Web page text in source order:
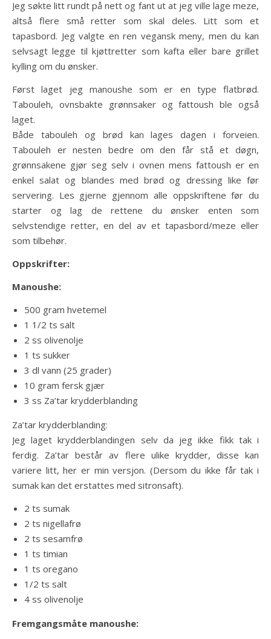
Jeg søkte litt rundt på nett og fant ut at jeg ville lage meze,
altså flere små retter som skal deles. Litt som et
tapasbord. Jeg valgte en ren vegansk meny, men du kan
selvsagt legge til kjøttretter som kafta eller bare grillet
kylling om du ønsker.
Først laget jeg manoushe som er en type flatbrød.
Tabouleh, ovnsbakte grønnsaker og fattoush ble også
laget.
Både tabouleh og brød kan lages dagen i forveien.
Tabouleh er nesten bedre om den får stå et døgn,
grønnsakene gjør seg selv i ovnen mens fattoush er en
enkel salat og blandes med brød og dressing like før
servering. Les gjerne gjennom alle oppskriftene før du
starter og lag de rettene du ønsker enten som
selvstendige retter, en del av et tapasbord/meze eller
som tilbehør.
Oppskrifter:
Manoushe:
500 gram hvetemel
1 1/2 ts salt
2 ss olivenolje
1 ts sukker
3 dl vann (25 grader)
10 gram fersk gjær
3 ss Za’tar krydderblanding
Za’tar krydderblanding:
Jeg laget krydderblandingen selv da jeg ikke fikk tak i
ferdig. Za’tar består av flere ulike krydder, disse kan
variere litt, her er min versjon. (Dersom du ikke får tak i
sumak kan det erstattes med sitronsaft).
2 ts sumak
2 ts nigellafrø
2 ts sesamfrø
1 ts timian
1 ts oregano
1/2 ts salt
4 ss olivenolje
Fremgangsmåte manoushe: